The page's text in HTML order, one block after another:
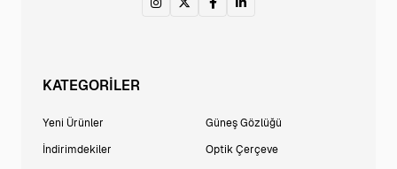
KATEGORİLER
Yeni Ürünler
İndirimdekiler
Güneş Gözlüğü
Optik Çerçeve